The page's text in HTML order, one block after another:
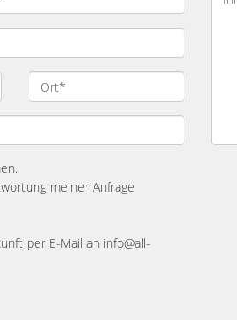
meiner Anfrage
per E-Mail an info@all-